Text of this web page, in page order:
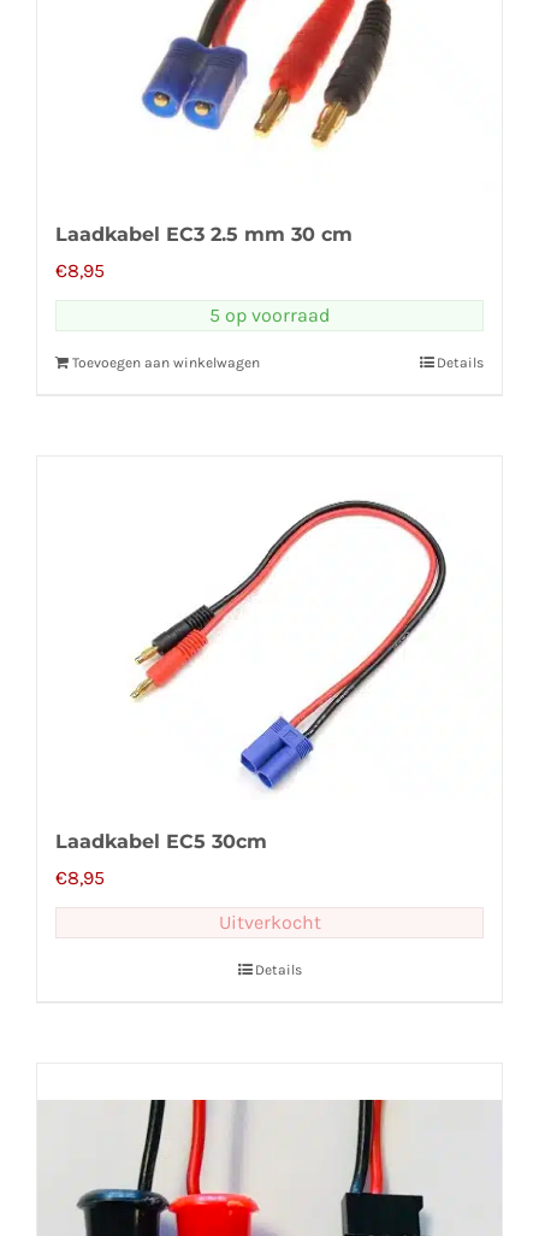
Laadkabel EC3 2.5 mm 30 cm
€8,95
5 op voorraad
Toevoegen aan winkelwagen Details
Laadkabel EC5 30cm
€8,95
Uitverkocht
Details